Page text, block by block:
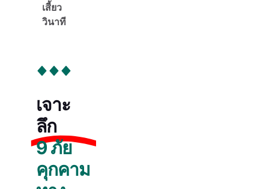
เสี้ยว
วินาที
เจาะ
ลึก
9 ภัย
คุกคาม